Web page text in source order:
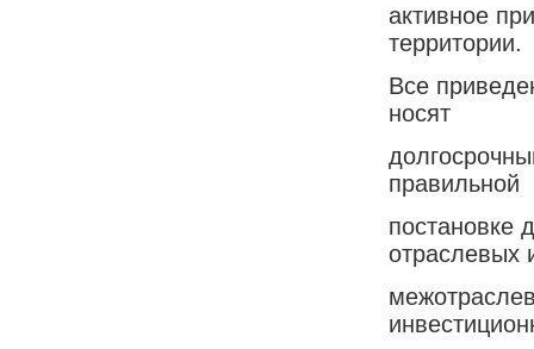
активное
территории.
Все
носят
правильной
постановке
отраслевых